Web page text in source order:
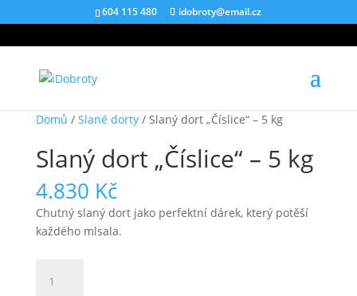
604 115 480 idobroty@email.cz
Domů / Slané dorty/ Slaný dort „Číslice“ – 5 kg
Slaný dort „Číslice“ – 5 kg
4.830 Kč
Chutný slaný dort jako perfektní dárek, který potěší
každého mlsala.
dort